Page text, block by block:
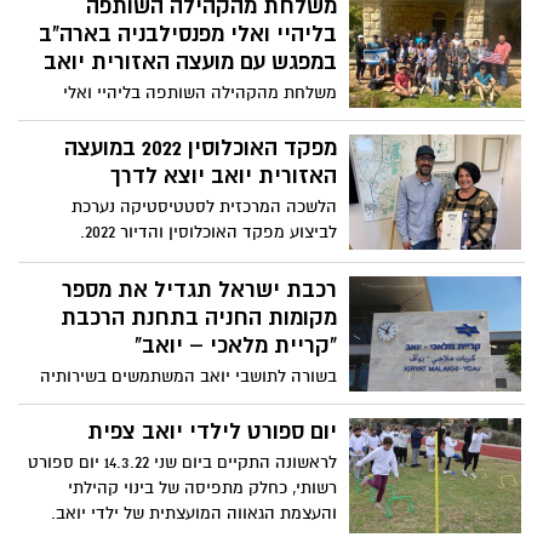
משלחת מהקהילה השותפה
בליהיי ואלי מפנסילבניה בארה"ב
במפגש עם מועצה האזורית יואב
משלחת מהקהילה השותפה בליהיי ואלי
מפנסילבניה בארה"ב הגיעו למפגש מרגש
בבית גוברין עם המועצה האזורית יואב .
מפקד האוכלוסין 2022 במועצה
האזורית יואב יוצא לדרך
הלשכה המרכזית לסטטיסטיקה נערכת
לביצוע מפקד האוכלוסין והדיור 2022.
במסגרת ההכנות נפגשו נציגי המועצה
האזורית יואב בראשותה של ד"ר מטי צרפתי
הרכבי – ראש המועצה, הגב' מירית דגני –
מנכ"לית המועצה, יחד עם צוות מפקד
האוכלוסין – מנהל אזור הדרום של המפקד -
מר נתי בוכניק, רכזת לשכת אזור הדרום –
הגב' יערית אלון ומר מאיר דמרי – בקר בכיר
במפקד האוכלוסין. בסיום המפגש העניק מר
בוכניק לדר' צרפתי הרכבי אטלס מפקדי
במהדורה מיוחדת שהוציאה הלמ"ס המסקר
70 שנות מפקד.
רכבת ישראל תגדיל את מספר
מקומות החניה בתחנת הרכבת
"קריית מלאכי – יואב"
בשורה לתושבי יואב המשתמשים בשירותיה
של תחנת הרכבת "קריית מלאכי -יואב"! חניון
המכוניות העמוס בתחנה צפוי להתרחב
לטובת ציבור הנוסעים בתחנה זאת לאחר
מספר פניות של ראש המועצה האזורית יואב,
ד"ר מטי צרפתי הרכבי לרכבת ישראל.
יום ספורט לילדי יואב צפית
לראשונה התקיים ביום שני 14.3.22 יום ספורט
רשותי, כחלק מתפיסה של בינוי קהילתי
והעצמת הגאווה המועצתית של ילדי יואב.